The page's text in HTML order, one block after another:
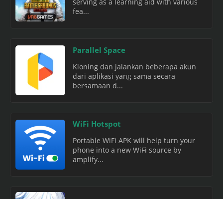
fea...
Parallel Space
Kloning dan jalankan beberapa akun
dari aplikasi yang sama secara
bersamaan d...
WiFi Hotspot
Portable WiFi APK will help turn your
phone into a new WiFi source by
amplify...